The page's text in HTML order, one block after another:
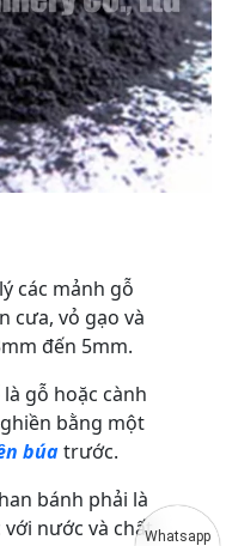
các mảnh gỗ
cưa, vỏ gạo và
đến 5mm.
gỗ hoặc cành
bằng một
búatrước.
bánh phải là
nước và chấtWhatsapp